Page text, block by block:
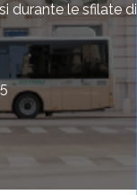
durante le sfilate di